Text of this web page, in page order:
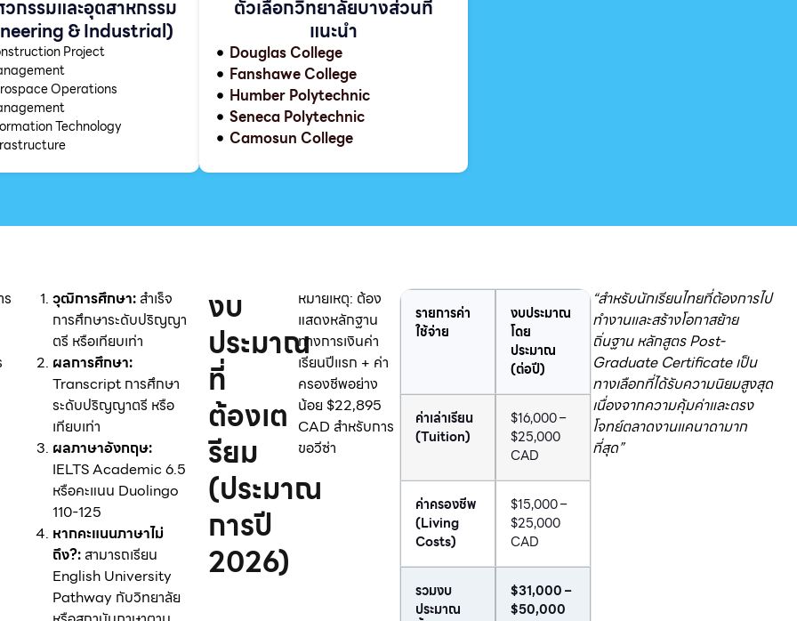
กรรมและอุตสาหกรรม
& Industrial)
Project
Operations
Technology
ตัวเลือกวิทยาลัยบางส่วนที่
แนะนำ
Douglas College
Fanshawe College
Humber Polytechnic
Seneca Polytechnic
Camosun College
ร วุฒิการศึกษา: สำเร็จ
การศึกษาระดับปริญญา
ตรี หรือเทียบเท่า
ผลการศึกษา:
Transcript การศึกษา
ระดับปริญญาตรี หรือ
เทียบเท่า
ผลภาษาอังกฤษ:
IELTS Academic 6.5
หรือคะแนน Duolingo
110-125
หากคะแนนภาษาไม่
ถึง?: สามารถเรียน
English University
Pathway กับวิทยาลัย
งบ
ประมาณ
ที่
ต้องเต
รียม
(ประมาณ
การปี
2026)
หมายเหตุ: ต้อง
แสดงหลักฐาน
ทางการเงินค่า
เรียนปีแรก + ค่า
ครองชีพอย่าง
น้อย $22,895
CAD สำหรับการ
ขอวีซ่า
รายการค่า
ใช้จ่าย
งบประมาณ
โดย
ประมาณ
(ต่อปี)
ค่าเล่าเรียน
(Tuition)
$16,000 –
$25,000
CAD
ค่าครองชีพ
(Living
Costs)
$15,000 –
$25,000
CAD
รวมงบ
ประมาณ
$31,000 –
$50,000
“สำหรับนักเรียนไทยที่ต้องการไป
ทำงานและสร้างโอกาสย้าย
ถิ่นฐาน หลักสูตร Post-
Graduate Certificate เป็น
ทางเลือกที่ได้รับความนิยมสูงสุด
เนื่องจากความคุ้มค่าและตรง
โจทย์ตลาดงานแคนาดามาก
ที่สุด”